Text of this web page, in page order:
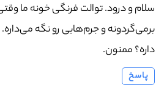
سلام و درود. توالت فرنگی خونه ما
برمی‌گردونه و جرم‌هایی رو نگه
داره؟ ممنون.
پاسخ